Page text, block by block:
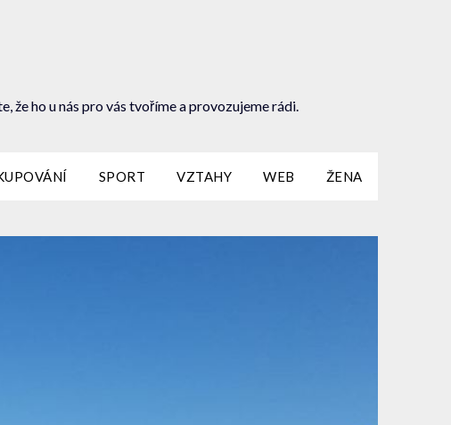
že ho u nás pro vás tvoříme a provozujeme rádi.
SPORT VZTAHY WEB ŽENA